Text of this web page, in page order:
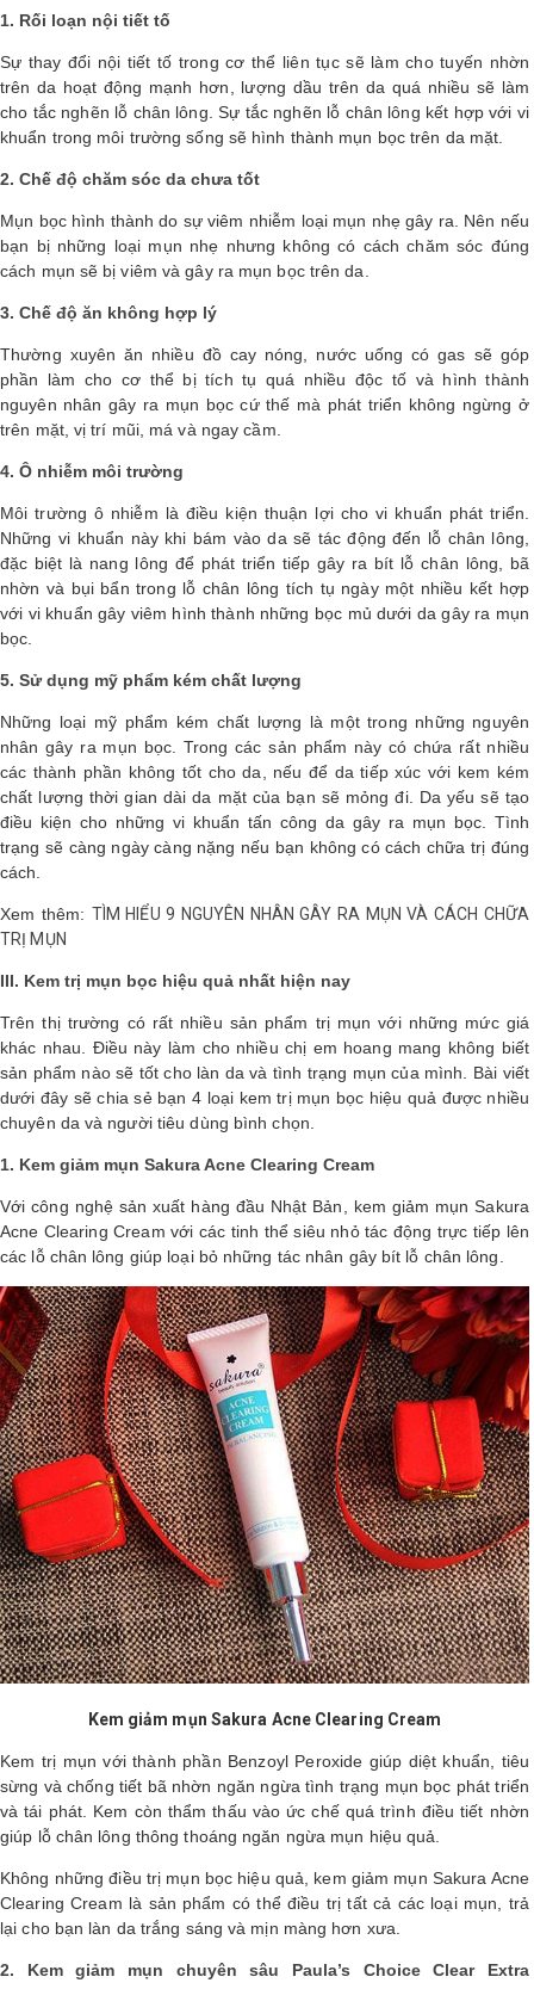
1. Rối loạn nội tiết tố
Sự thay đổi nội tiết tố trong cơ thể liên tục sẽ làm cho tuyến nhờn
trên da hoạt động mạnh hơn, lượng dầu trên da quá nhiều sẽ làm
cho tắc nghẽn lỗ chân lông. Sự tắc nghẽn lỗ chân lông kết hợp với vi
khuẩn trong môi trường sống sẽ hình thành mụn bọc trên da mặt.
2. Chế độ chăm sóc da chưa tốt
Mụn bọc hình thành do sự viêm nhiễm loại mụn nhẹ gây ra. Nên nếu
bạn bị những loại mụn nhẹ nhưng không có cách chăm sóc đúng
cách mụn sẽ bị viêm và gây ra mụn bọc trên da.
3. Chế độ ăn không hợp lý
Thường xuyên ăn nhiều đồ cay nóng, nước uống có gas sẽ góp
phần làm cho cơ thể bị tích tụ quá nhiều độc tố và hình thành
nguyên nhân gây ra mụn bọc cứ thế mà phát triển không ngừng ở
trên mặt, vị trí mũi, má và ngay cầm.
4. Ô nhiễm môi trường
Môi trường ô nhiễm là điều kiện thuận lợi cho vi khuẩn phát triển.
Những vi khuẩn này khi bám vào da sẽ tác động đến lỗ chân lông,
đặc biệt là nang lông để phát triển tiếp gây ra bít lỗ chân lông, bã
nhờn và bụi bẩn trong lỗ chân lông tích tụ ngày một nhiều kết hợp
với vi khuẩn gây viêm hình thành những bọc mủ dưới da gây ra mụn
bọc.
5. Sử dụng mỹ phẩm kém chất lượng
Những loại mỹ phẩm kém chất lượng là một trong những nguyên
nhân gây ra mụn bọc. Trong các sản phẩm này có chứa rất nhiều
các thành phần không tốt cho da, nếu để da tiếp xúc với kem kém
chất lượng thời gian dài da mặt của bạn sẽ mỏng đi. Da yếu sẽ tạo
điều kiện cho những vi khuẩn tấn công da gây ra mụn bọc. Tình
trạng sẽ càng ngày càng nặng nếu bạn không có cách chữa trị đúng
cách.
Xem thêm: TÌM HIỂU 9 NGUYÊN NHÂN GÂY RA MỤN VÀ CÁCH CHỮA
TRỊ MỤN
III. Kem trị mụn bọc hiệu quả nhất hiện nay
Trên thị trường có rất nhiều sản phẩm trị mụn với những mức giá
khác nhau. Điều này làm cho nhiều chị em hoang mang không biết
sản phẩm nào sẽ tốt cho làn da và tình trạng mụn của mình. Bài viết
dưới đây sẽ chia sẻ bạn 4 loại kem trị mụn bọc hiệu quả được nhiều
chuyên da và người tiêu dùng bình chọn.
1. Kem giảm mụn Sakura Acne Clearing Cream
Với công nghệ sản xuất hàng đầu Nhật Bản, kem giảm mụn Sakura
Acne Clearing Cream với các tinh thể siêu nhỏ tác động trực tiếp lên
các lỗ chân lông giúp loại bỏ những tác nhân gây bít lỗ chân lông.
Kem giảm mụn Sakura Acne Clearing Cream
Kem trị mụn với thành phần Benzoyl Peroxide giúp diệt khuẩn, tiêu
sừng và chống tiết bã nhờn ngăn ngừa tình trạng mụn bọc phát triển
và tái phát. Kem còn thẩm thấu vào ức chế quá trình điều tiết nhờn
giúp lỗ chân lông thông thoáng ngăn ngừa mụn hiệu quả.
Không những điều trị mụn bọc hiệu quả, kem giảm mụn Sakura Acne
Clearing Cream là sản phẩm có thể điều trị tất cả các loại mụn, trả
lại cho bạn làn da trắng sáng và mịn màng hơn xưa.
2. Kem giảm mụn chuyên sâu Paula’s Choice Clear Extra